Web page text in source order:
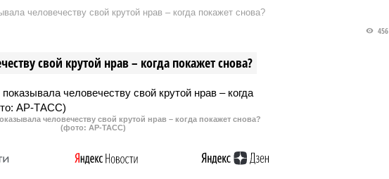
которые пропали после атаки
сообщил председатель
российских городов. Об этом
Петербургского международного
человечеству свой крутой нрав – когда покажет снова?
свой крутой нрав – когда покажет снова?
456
человечеству свой крутой нрав – когда покажет снова?
(фото: АР-ТАСС)